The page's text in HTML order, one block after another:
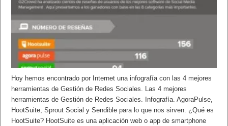
Hoy hemos encontrado por Internet una infografía con las 4 mejores
herramientas de Gestión de Redes Sociales. Las 4 mejores
herramientas de Gestión de Redes Sociales. Infografía. AgoraPulse,
HootSuite, Sprout Social y Sendible para lo que nos sirven. ¿Qué es
HootSuite? HootSuite es una aplicación web o app de smartphone